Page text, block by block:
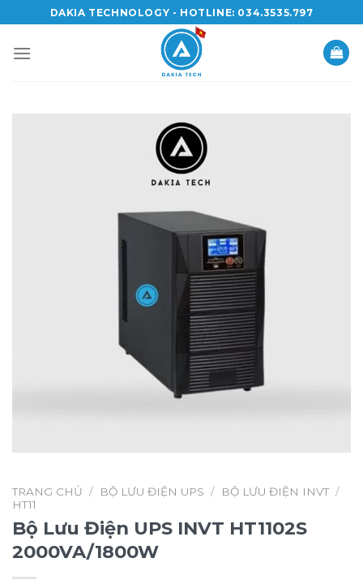
to
content
DAKIA TECHNOLOGY - HOTLINE: 034.3535.797
TRANG CHỦ / BỘ LƯU ĐIỆN UPS / BỘ LƯU ĐIỆN INVT /
HT11
Bộ Lưu Điện UPS INVT HT1102S
2000VA/1800W